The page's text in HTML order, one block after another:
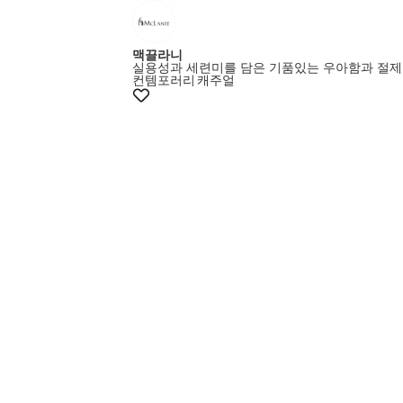
맥끌라니
실용성과 세련미를 담은 기품있는 우아함과 절
컨템포러리 캐주얼